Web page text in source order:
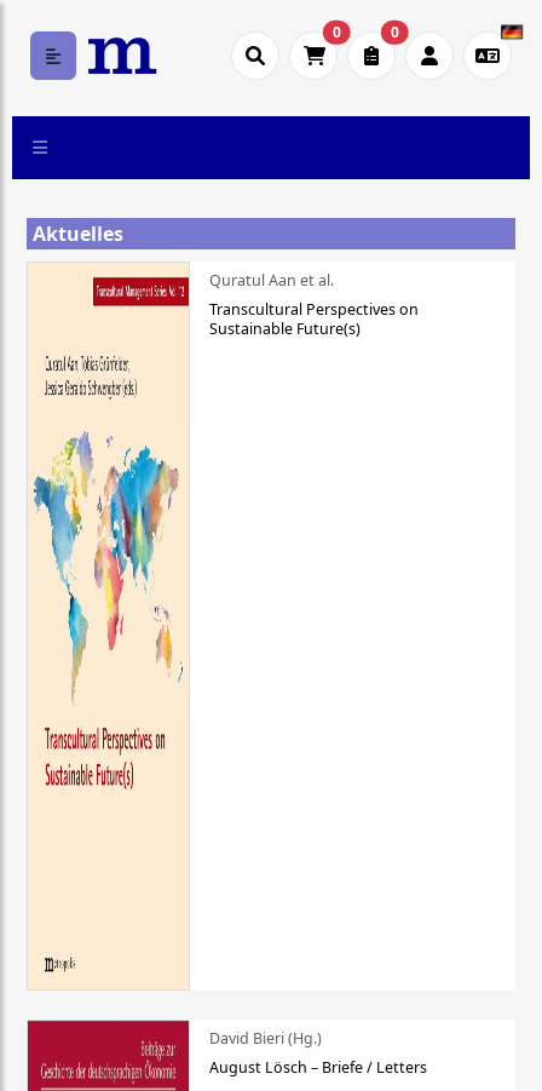
0 0
Aktuelles
Quratul Aan et al.
Transcultural Perspectives on
Sustainable Future(s)
David Bieri (Hg.)
August Lösch – Briefe / Letters